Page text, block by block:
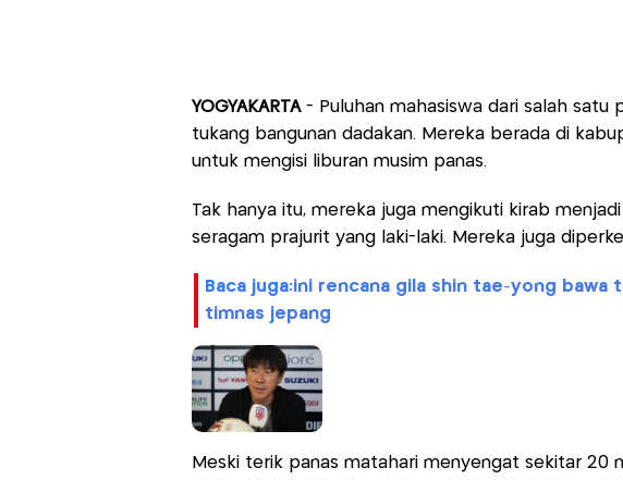
YOGYAKARTA - Puluhan mahasiswa dari salah satu
tukang bangunan dadakan. Mereka berada di
untuk mengisi liburan musim panas.
Tak hanya itu, mereka juga mengikuti kirab
seragam prajurit yang laki-laki. Mereka juga
baca juga:ini rencana gila shin tae-yong bawa
timnas jepang
Meski terik panas matahari menyengat sekitar 20